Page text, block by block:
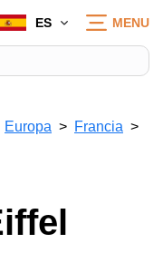
ES MENU
Europa Francia